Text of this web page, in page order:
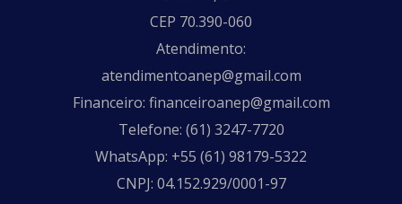
CEP 70.390-060
Atendimento:
atendimentoanep@gmail.com
Financeiro: financeiroanep@gmail.com
Telefone: (61) 3247-7720
WhatsApp: +55 (61) 98179-5322
CNPJ: 04.152.929/0001-97